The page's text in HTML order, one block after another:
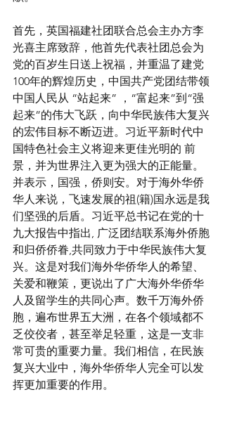
首先，英国福建社团联合总会主办方李
光喜主席致辞，他首先代表社团总会为
党的百岁生日送上祝福，并重温了建党
100年的辉煌历史，中国共产党团结带领
中国人民从 “站起来” ，“富起来”到“强
起来”的伟大飞跃，向中华民族伟大复兴
的宏伟目标不断迈进。习近平新时代中
国特色社会主义将迎来更佳光明的 前
景，并为世界注入更为强大的正能量。
并表示，国强，侨则安。对于海外华侨
华人来说，飞速发展的祖(籍)国永远是我
们坚强的后盾。习近平总书记在党的十
九大报告中指出, 广泛团结联系海外侨胞
和归侨侨眷,共同致力于中华民族伟大复
兴。这是对我们海外华侨华人的希望、
关爱和鞭策，更说出了广大海外华侨华
人及留学生的共同心声。数千万海外侨
胞，遍布世界五大洲，在各个领域都不
乏佼佼者，甚至举足轻重，这是一支非
常可贵的重要力量。我们相信，在民族
复兴大业中，海外华侨华人完全可以发
挥更加重要的作用。